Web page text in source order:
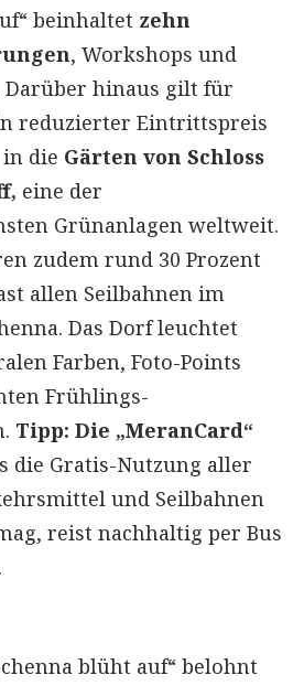
beinhaltet zehn
, Workshops und
Darüber hinaus gilt für
reduzierter Eintrittspreis
in die Gärten von Schloss
eine der
Grünanlagen weltweit.
zudem rund 30 Prozent
allen Seilbahnen im
Das Dorf leuchtet
Farben, Foto-Points
Frühlings-
Tipp: Die „MeranCard“
die Gratis-Nutzung aller
und Seilbahnen
reist nachhaltig per Bus
blüht auf“ belohnt